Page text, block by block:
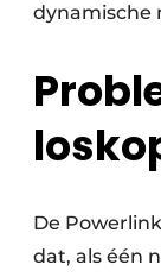
dynamische
De
dat, als één